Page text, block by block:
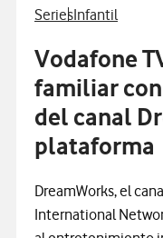
Ver más notas de
SeriesVer más notas
Infantil
Vodafone
familiar
del canal
plataforma
DreamWorks, el
International